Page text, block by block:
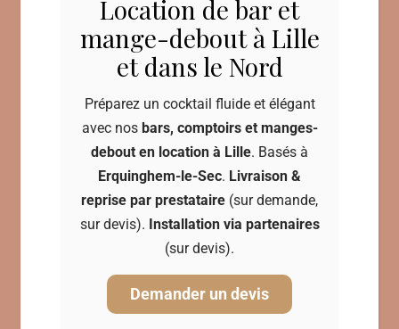
Location de bar et
mange-debout à Lille
et dans le Nord
Préparez un cocktail fluide et élégant
avec nos bars, comptoirs et manges-
debout en location à Lille. Basés à
Erquinghem-le-Sec. Livraison &
reprise par prestataire (sur demande,
sur devis). Installation via partenaires
(sur devis).
Demander un devis